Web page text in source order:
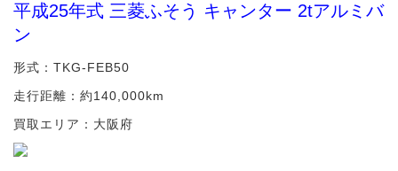
平成25年式 三菱ふそう キャンター 2tアルミバ
ン
形式：TKG-FEB50
走行距離：約140,000km
買取エリア：大阪府